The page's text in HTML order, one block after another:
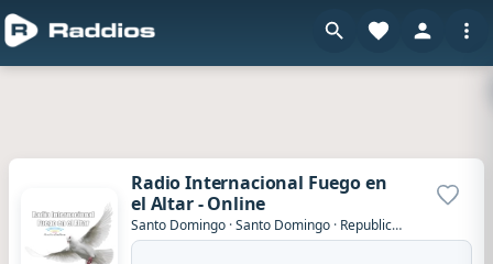
Radio Internacional Fuego en
el Altar - Online
Santo Domingo ·Santo Domingo · Republica Dominicana